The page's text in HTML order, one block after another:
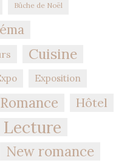
Bûche de Noël
Cuisine
Exposition
Hôtel
Lecture
New romance